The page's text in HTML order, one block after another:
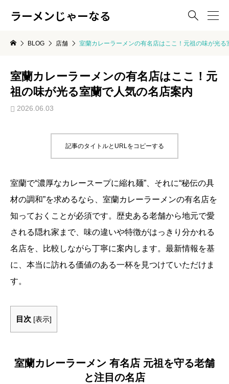
ラーメンじゃーなる 
BLOG 店舗 室蘭カレーラーメンの有名店はここ！元祖の味が光る
室蘭カレーラーメンの有名店はここ！元
祖の味が光る室蘭で人気の名店案内
2026.06.03
記事のタイトルとURLをコピーする
室蘭で“濃厚なカレースープに縮れ麺”、それに“秘伝の具
材の調和”を求めるなら、室蘭カレーラーメンの有名店を
知っておくことが必須です。歴史ある老舗から地元で愛
される隠れ家まで、味の違いや特徴がはっきり分かれる
名店を、比較しながら丁寧に案内します。最新情報を基
に、本当に訪れる価値のある一杯を見つけていただけま
す。
目次 [表示]
室蘭カレーラーメン 有名店 元祖を守る老舗
と注目の名店